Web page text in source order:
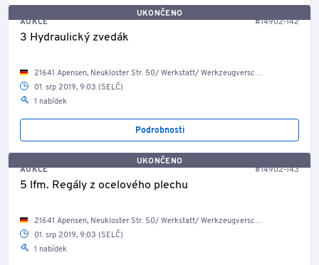
UKONČENO
AUKCE
#14902-142
3 Hydraulický zvedák
21641 Apensen, Neukloster Str. 50/ Werkstatt/ Werkzeugverschlag
01. srp 2019, 9:03 (SELČ)
1 nabídek
Podrobnosti
UKONČENO
AUKCE
#14902-143
5 lfm. Regály z ocelového plechu
21641 Apensen, Neukloster Str. 50/ Werkstatt/ Werkzeugverschlag
01. srp 2019, 9:03 (SELČ)
1 nabídek